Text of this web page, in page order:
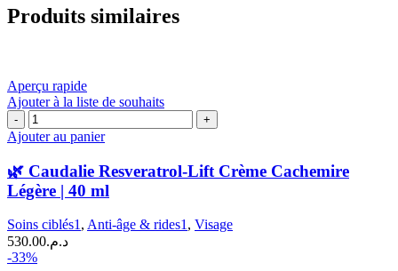
Produits similaires
Aperçu rapide
Ajouter à la liste de souhaits
quantité
de
Caudalie
Resveratrol-
Lift
Cachemire
Légère
|
Ajouter au panier
🌿 Caudalie Resveratrol-Lift Crème Cachemire
Légère | 40 ml
Soins ciblés1, Anti-âge & rides1, Visage
د.م.530.00
-33%